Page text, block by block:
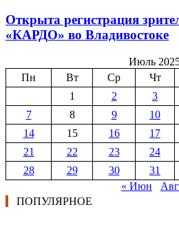
Открыта регистрация
«КАРДО» во Владивостоке
Июль
Пн
Вт Ср Чт
1
2 3
7
8 9 10
14
15 16 17
21
22 23 24
28
29 30
31
« Июн
ПОПУЛЯРНОЕ